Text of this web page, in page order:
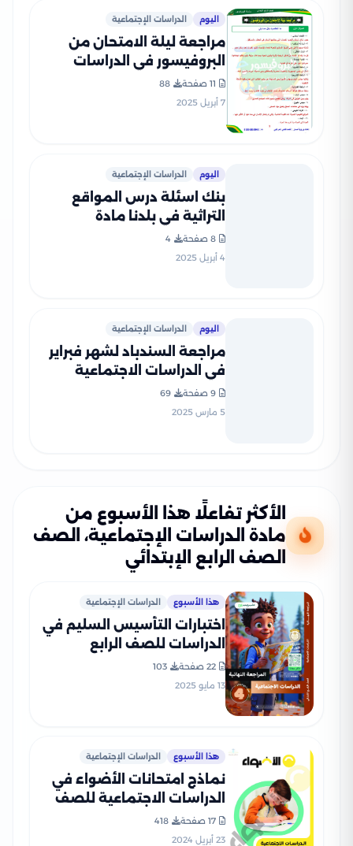
اليوم الدراسات الإجتماعية
مراجعة ليلة الامتحان من
البروفيسور في الدراسات
الاجتماعية للصف الرابع
الابتدائي الترم الثاني بصيغة
11 صفحة
88
7 أبريل 2025
اليوم الدراسات الإجتماعية
بنك اسئلة درس المواقع
التراثية في بلدنا مادة
الدراسات الاجتماعية لرابعة
ابتدائي بصيغة PDF
8 صفحة
4
4 أبريل 2025
اليوم الدراسات الإجتماعية
مراجعة السندباد لشهر فبراير
في الدراسات الاجتماعية
للصف الرابع الابتدائي الترم
الثاني 2025 بصيغة PDF
9 صفحة
69
5 مارس 2025
الأكثر تفاعلًا هذا الأسبوع من
مادة الدراسات الإجتماعية، الصف
الصف الرابع الإبتدائي
هذا الأسبوع الدراسات الإجتماعية
اختبارات التأسيس السليم في
الدراسات للصف الرابع
PDF بالاجابات
22 صفحة
103
13 مايو 2025
هذا الأسبوع الدراسات الإجتماعية
نماذج امتحانات الأضواء في
الدراسات الاجتماعية للصف
الرابع الابتدائي الترم الثاني
2024 بصيغة PDF
17 صفحة
418
23 أبريل 2024